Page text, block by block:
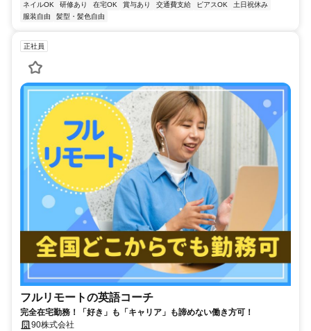
ネイルOK
研修あり 在宅OK 賞与あり 交通費支給 ピアスOK
土日祝休み
服装自由
髪型・髪色自由
正社員
フルリモートの英語コーチ
完全在宅勤務！「好き」も「キャリア」も諦めない働き方可！
90株式会社